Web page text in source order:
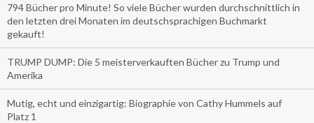
794 Bücher pro Minute! So viele Bücher wurden durchschnittlich in
den letzten drei Monaten im deutschsprachigen Buchmarkt
gekauft!
TRUMP DUMP: Die 5 meisterverkauften Bücher zu Trump und
Amerika
Mutig, echt und einzigartig: Biographie von Cathy Hummels auf
Platz 1